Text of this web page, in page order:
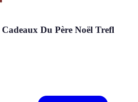
Du Père Noël Trefl